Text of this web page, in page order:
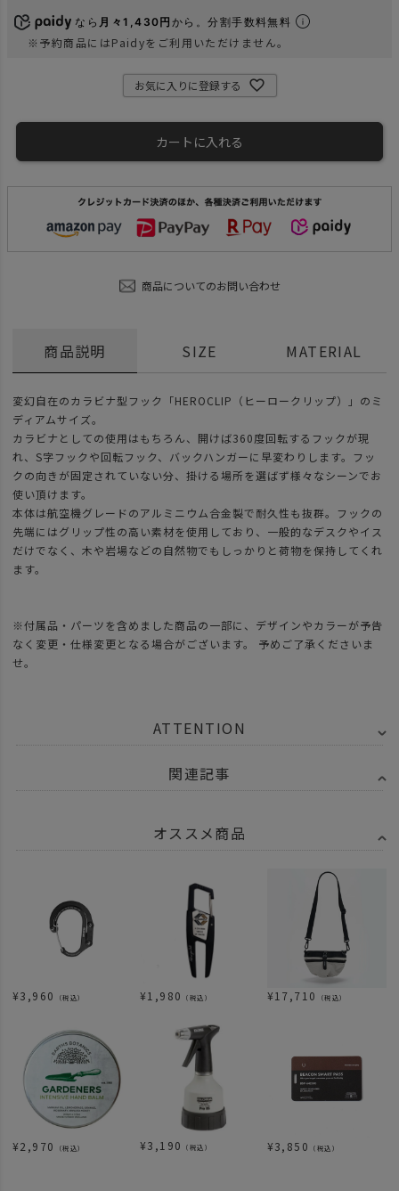
なら 月々1,430円 から。分割手数料無料
※予約商品にはPaidyをご利用いただけません。
お気に入りに登録する
カートに入れる
商品についてのお問い合わせ
商品説明
変幻自在のカラビナ型フック「HEROCLIP（ヒーロークリップ）」のミ
ディアムサイズ。
カラビナとしての使用はもちろん、開けば360度回転するフックが現
れ、S字フックや回転フック、バックハンガーに早変わりします。フッ
クの向きが固定されていない分、掛ける場所を選ばず様々なシーンでお
使い頂けます。
本体は航空機グレードのアルミニウム合金製で耐久性も抜群。フックの
先端にはグリップ性の高い素材を使用しており、一般的なデスクやイス
だけでなく、木や岩場などの自然物でもしっかりと荷物を保持してくれ
ます。
※付属品・パーツを含めました商品の一部に、デザインやカラーが予告
なく変更・仕様変更となる場合がございます。 予めご了承くださいま
せ。
SIZE MATERIAL
ATTENTION
関連記事
オススメ商品
¥3,960 （税込） ¥1,980 （税込） ¥17,710 （税込）
¥2,970 （税込） ¥3,190 （税込） ¥3,850 （税込）